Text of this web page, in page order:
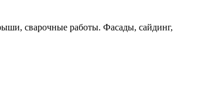
сварочные работы. Фасады, сайдинг,